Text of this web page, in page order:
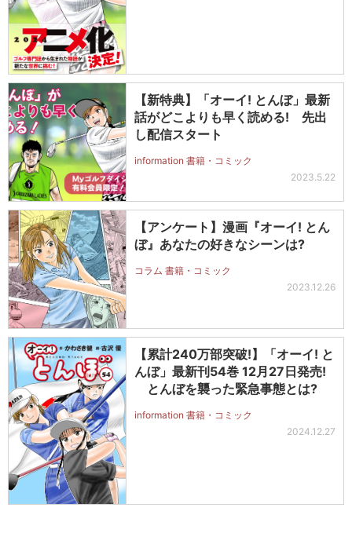
【新特典】「オーイ! とんぼ」最新
話がどこよりも早く読める! 先出
し配信スタート
information 書籍・コミック
2023.5.22
【アンケート】漫画『オーイ! とん
ぼ』あなたの好きなシーンは?
コラム 書籍・コミック
2023.12.26
【累計240万部突破!】「オーイ! と
んぼ」最新刊54巻 12月27日発売!
とんぼを襲った緊急事態とは?
information 書籍・コミック
2024.12.27